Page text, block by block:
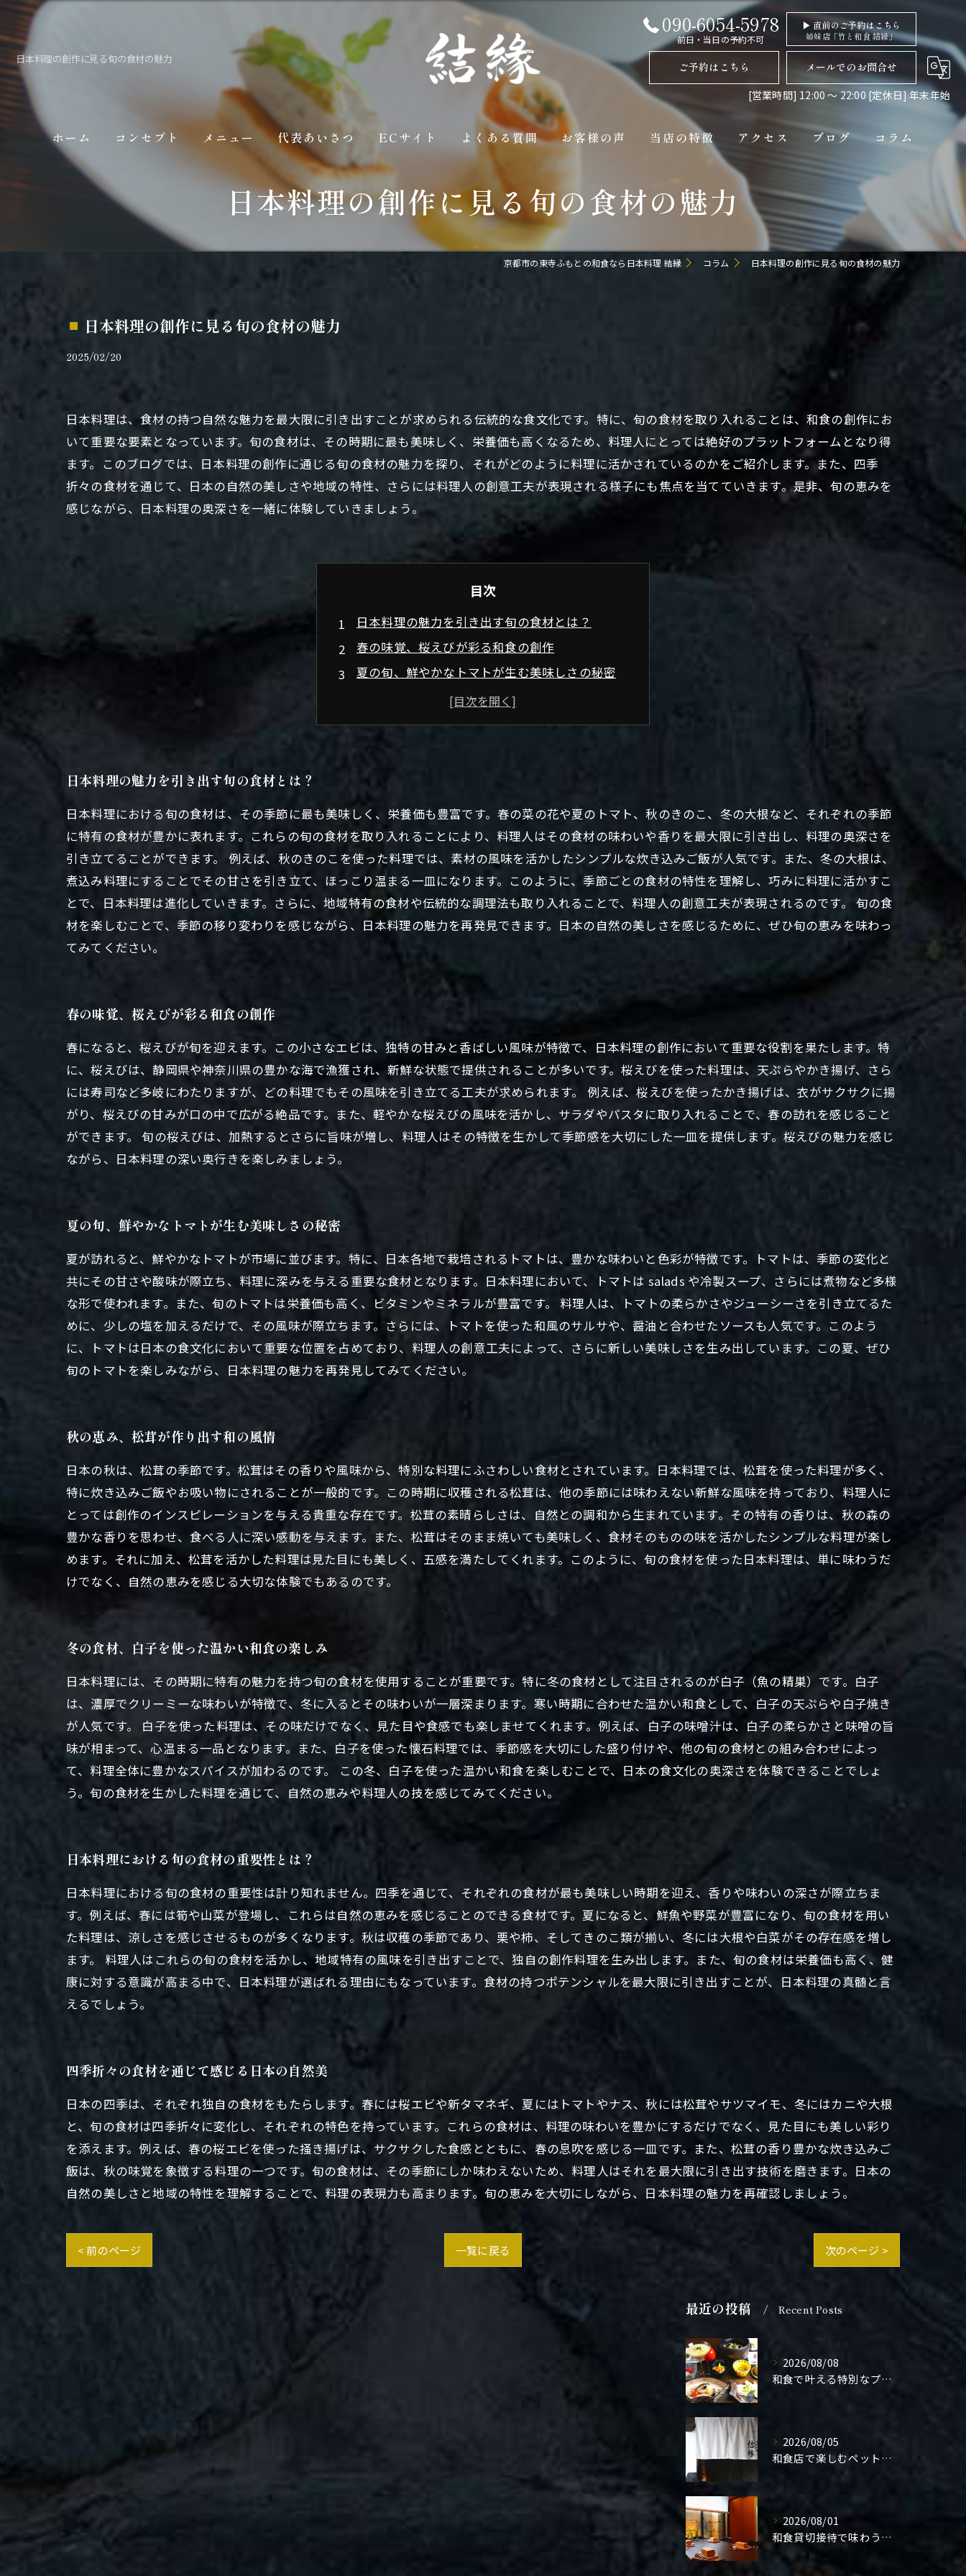
日本料理の創作に見る旬の食材の魅力
090-6054-5978
前日・当日の予約不可
▶ 直前のご予約はこちら
姉妹店「竹と和食 結縁」
ご予約はこちら
メールでのお問合せ
[営業時間] 12:00 〜 22:00 [定休日] 年末年始
ホーム コンセプト メニュー
ギャラリー
代表あいさつ ECサイト よくある質問 お客様の声 当店の特徴
ディナー
ペット連れ
アクセス ブログ コラム
日本料理の創作に見る旬の食材の魅力
京都市の東寺ふもとの和食なら日本料理 結縁 コラム 日本料理の創作に見る旬の食材の魅力
日本料理の創作に見る旬の食材の魅力
2025/02/20
日本料理は、食材の持つ自然な魅力を最大限に引き出すことが求められる伝統的な食文化です。特に、旬の食材を取り入れることは、和食の創作にお
いて重要な要素となっています。旬の食材は、その時期に最も美味しく、栄養価も高くなるため、料理人にとっては絶好のプラットフォームとなり得
ます。このブログでは、日本料理の創作に通じる旬の食材の魅力を探り、それがどのように料理に活かされているのかをご紹介します。また、四季
折々の食材を通じて、日本の自然の美しさや地域の特性、さらには料理人の創意工夫が表現される様子にも焦点を当てていきます。是非、旬の恵みを
感じながら、日本料理の奥深さを一緒に体験していきましょう。
目次
日本料理の魅力を引き出す旬の食材とは？
春の味覚、桜えびが彩る和食の創作
夏の旬、鮮やかなトマトが生む美味しさの秘密
秋の恵み、松茸が作り出す和の風情
冬の食材、白子を使った温かい和食の楽しみ
日本料理の魅力を引き出す旬の食材とは？
日本料理における旬の食材は、その季節に最も美味しく、栄養価も豊富です。春の菜の花や夏のトマト、秋のきのこ、冬の大根など、それぞれの季節
に特有の食材が豊かに表れます。これらの旬の食材を取り入れることにより、料理人はその食材の味わいや香りを最大限に引き出し、料理の奥深さを
引き立てることができます。 例えば、秋のきのこを使った料理では、素材の風味を活かしたシンプルな炊き込みご飯が人気です。また、冬の大根は、
煮込み料理にすることでその甘さを引き立て、ほっこり温まる一皿になります。このように、季節ごとの食材の特性を理解し、巧みに料理に活かすこ
とで、日本料理は進化していきます。さらに、地域特有の食材や伝統的な調理法も取り入れることで、料理人の創意工夫が表現されるのです。 旬の食
材を楽しむことで、季節の移り変わりを感じながら、日本料理の魅力を再発見できます。日本の自然の美しさを感じるために、ぜひ旬の恵みを味わっ
てみてください。
春の味覚、桜えびが彩る和食の創作
春になると、桜えびが旬を迎えます。この小さなエビは、独特の甘みと香ばしい風味が特徴で、日本料理の創作において重要な役割を果たします。特
に、桜えびは、静岡県や神奈川県の豊かな海で漁獲され、新鮮な状態で提供されることが多いです。桜えびを使った料理は、天ぷらやかき揚げ、さら
には寿司など多岐にわたりますが、どの料理でもその風味を引き立てる工夫が求められます。 例えば、桜えびを使ったかき揚げは、衣がサクサクに揚
がり、桜えびの甘みが口の中で広がる絶品です。また、軽やかな桜えびの風味を活かし、サラダやパスタに取り入れることで、春の訪れを感じること
ができます。 旬の桜えびは、加熱するとさらに旨味が増し、料理人はその特徴を生かして季節感を大切にした一皿を提供します。桜えびの魅力を感じ
ながら、日本料理の深い奥行きを楽しみましょう。
夏の旬、鮮やかなトマトが生む美味しさの秘密
夏が訪れると、鮮やかなトマトが市場に並びます。特に、日本各地で栽培されるトマトは、豊かな味わいと色彩が特徴です。トマトは、季節の変化と
共にその甘さや酸味が際立ち、料理に深みを与える重要な食材となります。日本料理において、トマトは salads や冷製スープ、さらには煮物など多様
な形で使われます。また、旬のトマトは栄養価も高く、ビタミンやミネラルが豊富です。 料理人は、トマトの柔らかさやジューシーさを引き立てるた
めに、少しの塩を加えるだけで、その風味が際立ちます。さらには、トマトを使った和風のサルサや、醤油と合わせたソースも人気です。このよう
に、トマトは日本の食文化において重要な位置を占めており、料理人の創意工夫によって、さらに新しい美味しさを生み出しています。この夏、ぜひ
旬のトマトを楽しみながら、日本料理の魅力を再発見してみてください。
秋の恵み、松茸が作り出す和の風情
日本の秋は、松茸の季節です。松茸はその香りや風味から、特別な料理にふさわしい食材とされています。日本料理では、松茸を使った料理が多く、
特に炊き込みご飯やお吸い物にされることが一般的です。この時期に収穫される松茸は、他の季節には味わえない新鮮な風味を持っており、料理人に
とっては創作のインスピレーションを与える貴重な存在です。松茸の素晴らしさは、自然との調和から生まれています。その特有の香りは、秋の森の
豊かな香りを思わせ、食べる人に深い感動を与えます。また、松茸はそのまま焼いても美味しく、食材そのものの味を活かしたシンプルな料理が楽し
めます。それに加え、松茸を活かした料理は見た目にも美しく、五感を満たしてくれます。このように、旬の食材を使った日本料理は、単に味わうだ
けでなく、自然の恵みを感じる大切な体験でもあるのです。
冬の食材、白子を使った温かい和食の楽しみ
日本料理には、その時期に特有の魅力を持つ旬の食材を使用することが重要です。特に冬の食材として注目されるのが白子（魚の精巣）です。白子
は、濃厚でクリーミーな味わいが特徴で、冬に入るとその味わいが一層深まります。寒い時期に合わせた温かい和食として、白子の天ぷらや白子焼き
が人気です。 白子を使った料理は、その味だけでなく、見た目や食感でも楽しませてくれます。例えば、白子の味噌汁は、白子の柔らかさと味噌の旨
味が相まって、心温まる一品となります。また、白子を使った懐石料理では、季節感を大切にした盛り付けや、他の旬の食材との組み合わせによっ
て、料理全体に豊かなスパイスが加わるのです。 この冬、白子を使った温かい和食を楽しむことで、日本の食文化の奥深さを体験できることでしょ
う。旬の食材を生かした料理を通じて、自然の恵みや料理人の技を感じてみてください。
日本料理における旬の食材の重要性とは？
日本料理における旬の食材の重要性は計り知れません。四季を通じて、それぞれの食材が最も美味しい時期を迎え、香りや味わいの深さが際立ちま
す。例えば、春には筍や山菜が登場し、これらは自然の恵みを感じることのできる食材です。夏になると、鮮魚や野菜が豊富になり、旬の食材を用い
た料理は、涼しさを感じさせるものが多くなります。秋は収穫の季節であり、栗や柿、そしてきのこ類が揃い、冬には大根や白菜がその存在感を増し
ます。 料理人はこれらの旬の食材を活かし、地域特有の風味を引き出すことで、独自の創作料理を生み出します。また、旬の食材は栄養価も高く、健
康に対する意識が高まる中で、日本料理が選ばれる理由にもなっています。食材の持つポテンシャルを最大限に引き出すことが、日本料理の真髄と言
えるでしょう。
四季折々の食材を通じて感じる日本の自然美
日本の四季は、それぞれ独自の食材をもたらします。春には桜エビや新タマネギ、夏にはトマトやナス、秋には松茸やサツマイモ、冬にはカニや大根
と、旬の食材は四季折々に変化し、それぞれの特色を持っています。これらの食材は、料理の味わいを豊かにするだけでなく、見た目にも美しい彩り
を添えます。例えば、春の桜エビを使った掻き揚げは、サクサクした食感とともに、春の息吹を感じる一皿です。また、松茸の香り豊かな炊き込みご
飯は、秋の味覚を象徴する料理の一つです。旬の食材は、その季節にしか味わえないため、料理人はそれを最大限に引き出す技術を磨きます。日本の
自然の美しさと地域の特性を理解することで、料理の表現力も高まります。旬の恵みを大切にしながら、日本料理の魅力を再確認しましょう。
< 前のページ 一覧に戻る 次のページ >
最近の投稿 Recent Posts
2026/08/08
和食で叶える特別なプロポーズ結婚
2026/08/05
和食店で楽しむペット同伴の食事体験
2026/08/01
和食貸切接待で味わう極上の一夜